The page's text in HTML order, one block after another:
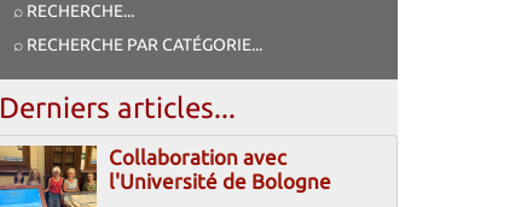
⌕ RECHERCHE...
⌕ RECHERCHE PAR CATÉGORIE...
Derniers articles...
Collaboration avec
l'Université de Bologne